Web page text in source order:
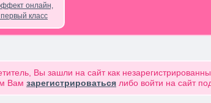
онлайн,
класс
Вы зашли на сайт как
Вам зарегистрироваться либо войти на сайт